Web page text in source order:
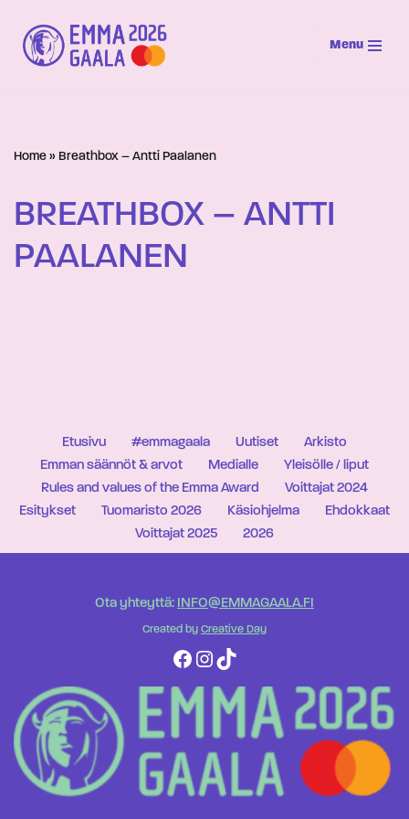
Siirry
suoraan
Menu
Home » Breathbox – Antti Paalanen
BREATHBOX – ANTTI
PAALANEN
Etusivu #emmagaala Uutiset
Arkisto
Emman säännöt & arvot
Medialle
Yleisölle / liput
Rules and values of the Emma Award
Voittajat 2024
Esitykset
Tuomaristo 2026 Käsiohjelma
Ehdokkaat
Voittajat 2025
2026
Ota yhteyttä: INFO@EMMAGAALA.FI
Created by Creative Day